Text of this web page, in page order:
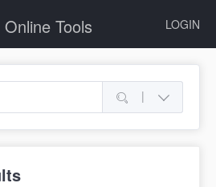
LOGIN
Online Tools
|